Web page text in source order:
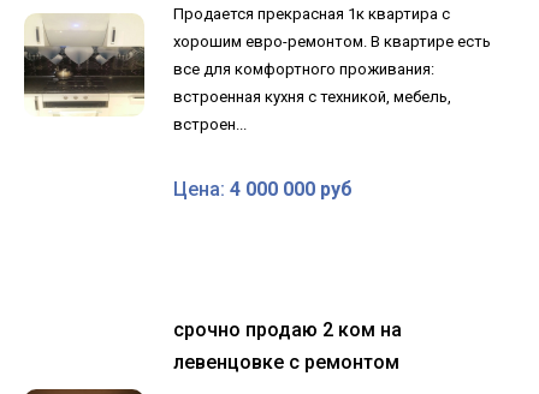
Продается прекрасная 1к квартира с
хорошим евро-ремонтом. В квартире есть
все для комфортного проживания:
встроенная кухня с техникой, мебель,
встроен...
Цена: 4 000 000 руб
срочно продаю 2 ком на
левенцовке с ремонтом